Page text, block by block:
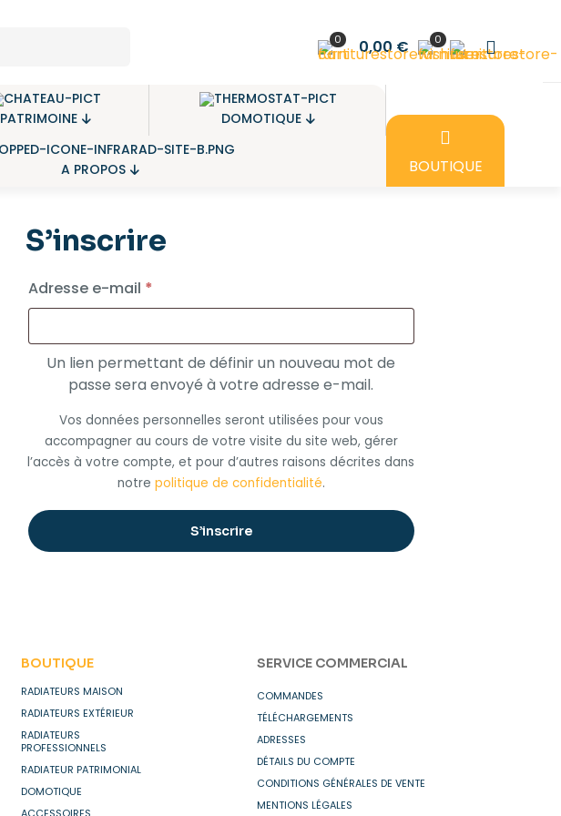
0 0,00 € 0
PATRIMOINE DOMOTIQUE
A PROPOS BOUTIQUE
S’inscrire
Adresse e-mail *
Un lien permettant de définir un nouveau mot de
passe sera envoyé à votre adresse e-mail.
Vos données personnelles seront utilisées pour vous
accompagner au cours de votre visite du site web, gérer
l’accès à votre compte, et pour d’autres raisons décrites dans
notre politique de confidentialité.
S’inscrire
BOUTIQUE
RADIATEURS MAISON
RADIATEURS EXTÉRIEUR
RADIATEURS
PROFESSIONNELS
RADIATEUR PATRIMONIAL
DOMOTIQUE
SERVICE COMMERCIAL
COMMANDES
TÉLÉCHARGEMENTS
ADRESSES
DÉTAILS DU COMPTE
CONDITIONS GÉNÉRALES DE VENTE
MENTIONS LÉGALES